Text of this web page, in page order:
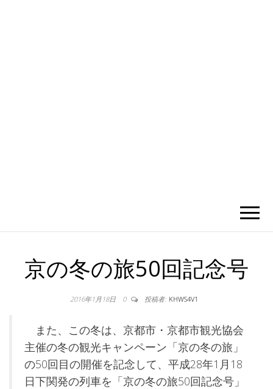
京の冬の旅50回記念号
2016年1月18日 0 投稿者: KHWS4V1
また、この冬は、京都市・京都市観光協会
主催の冬の観光キャンペーン「京の冬の旅」
の50回目の開催を記念して、平成28年1月18
日下関発の列車を「京の冬の旅50回記念号」